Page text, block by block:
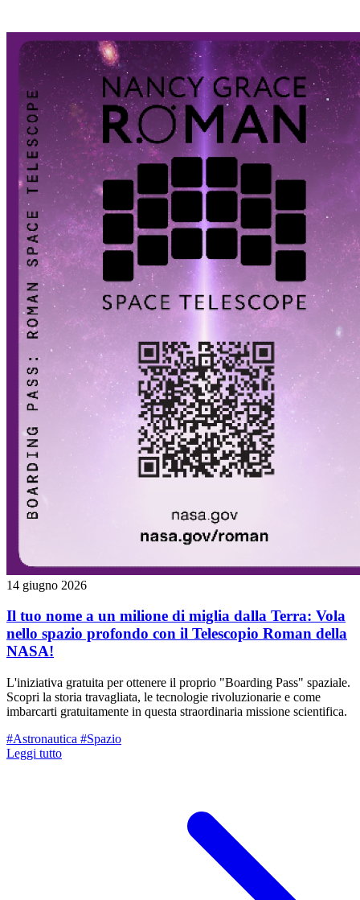
14 giugno 2026
Il tuo nome a un milione di miglia dalla Terra: Vola
nello spazio profondo con il Telescopio Roman della
NASA!
L'iniziativa gratuita per ottenere il proprio "Boarding Pass" spaziale.
Scopri la storia travagliata, le tecnologie rivoluzionarie e come
imbarcarti gratuitamente in questa straordinaria missione scientifica.
#Astronautica #Spazio
Leggi tutto